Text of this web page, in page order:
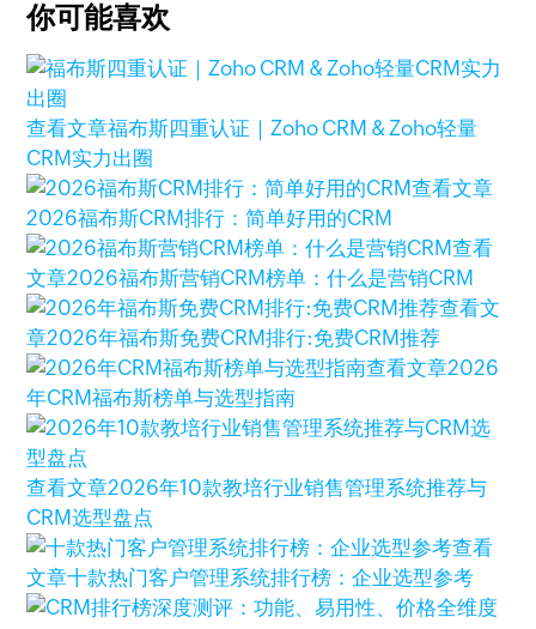
你可能喜欢
查看文章福布斯四重认证｜Zoho CRM & Zoho轻量
CRM实力出圈
查看文章
2026福布斯CRM排行：简单好用的CRM
查看
文章2026福布斯营销CRM榜单：什么是营销CRM
查看文
章2026年福布斯免费CRM排行:免费CRM推荐
查看文章2026
年CRM福布斯榜单与选型指南
查看文章2026年10款教培行业销售管理系统推荐与
CRM选型盘点
查看
文章十款热门客户管理系统排行榜：企业选型参考